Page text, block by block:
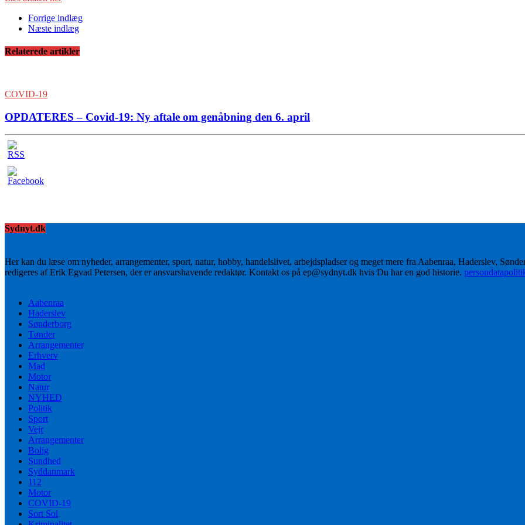
Forrige indlæg
Næste indlæg
Relaterede artikler
COVID-19
OPDATERES – Covid-19: Ny aftale om genåbning den 6. april
Sydnyt.dk
Her kan du læse om nyheder, arrangementer, sport, natur, hobby, handelslivet, arbejdspladser og meget mere fra Aabenraa, Haderslev,
redigeres af Erik Egvad Petersen, der er ansvarshavende redaktør. Kontakt os på ep@sydnyt.dk hvis Du har en god historie.
Aabenraa
Haderslev
Sønderborg
Tønder
Arrangementer
Erhverv
Mad
Motor
Natur
NYHED
Politik
Sport
Vejr
Arrangementer
Bolig
Sundhed
Syddanmark
112
Motor
COVID-19
Sort Sol